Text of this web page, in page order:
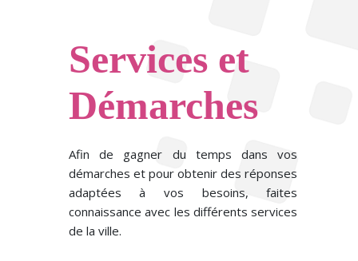
Services et
Démarches
Afin de gagner du temps dans vos
démarches et pour obtenir des réponses
adaptées à vos besoins, faites
connaissance avec les différents services
de la ville.